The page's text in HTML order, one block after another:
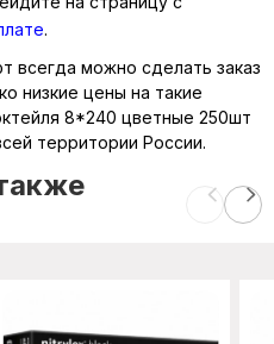
.
всегда можно сделать заказ
низкие цены на такие
8*240 цветные 250шт
территории России.